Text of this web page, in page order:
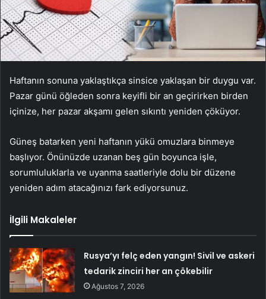
Haftanın sonuna yaklaştıkça sinsice yaklaşan bir duygu var.
Pazar günü öğleden sonra keyifli bir an geçirirken birden
içinize, her pazar akşamı gelen sıkıntı yeniden çöküyor.
Güneş batarken yeni haftanın yükü omuzlara binmeye
başlıyor. Önünüzde uzanan beş gün boyunca işle,
sorumluluklarla ve uyanma saatleriyle dolu bir düzene
yeniden adım atacağınızı fark ediyorsunuz.
İlgili Makaleler
Rusya’yı felç eden yangın! Sivil ve askeri
tedarik zinciri her an çökebilir
Ağustos 7, 2026